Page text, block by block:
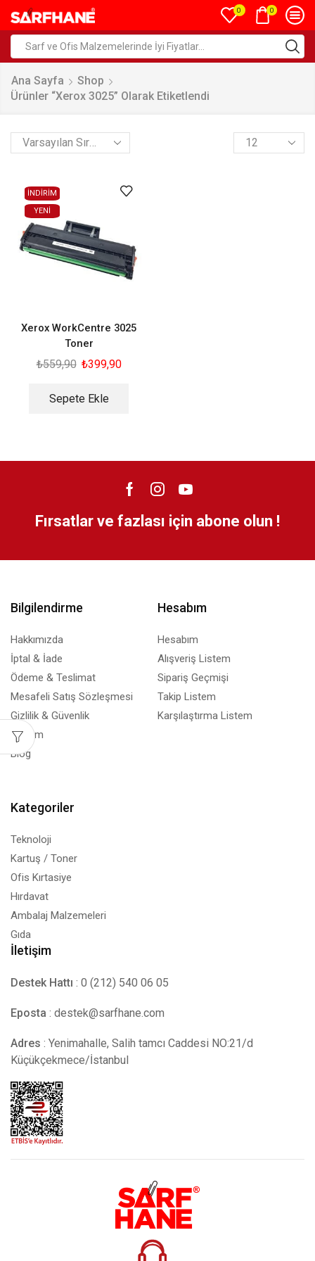
0 0
Ana Sayfa
Shop
Ürünler “xerox 3025” Olarak Etiketlendi
İNDİRİM
YENI
Xerox WorkCentre 3025
Toner
₺559,90 ₺399,90
Sepete Ekle
Fırsatlar ve fazlası için abone olun !
Bilgilendirme
Hakkımızda
İptal & İade
Ödeme & Teslimat
Mesafeli Satış Sözleşmesi
Gizlilik & Güvenlik
İletişim
Blog
Hesabım
Hesabım
Alışveriş Listem
Sipariş Geçmişi
Takip Listem
Karşılaştırma Listem
Kategoriler
Teknoloji
Kartuş / Toner
Ofis Kırtasiye
Hırdavat
Ambalaj Malzemeleri
Gıda
İletişim
Destek Hattı : 0 (212) 540 06 05
Eposta : destek@sarfhane.com
Adres : Yenimahalle, Salih tamcı Caddesi NO:21/d
Küçükçekmece/İstanbul